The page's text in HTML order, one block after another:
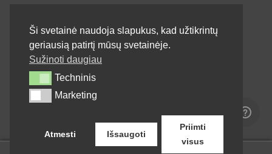
Michelin
Mitas
Pirelli
Shinko
Ši svetainė naudoja slapukus, kad užtikrintų
geriausią patirtį mūsų svetainėje.
Sužinoti daugiau
TechninisTechninis
MarketingMarketing
Atmesti Išsaugoti
Priimti
visus